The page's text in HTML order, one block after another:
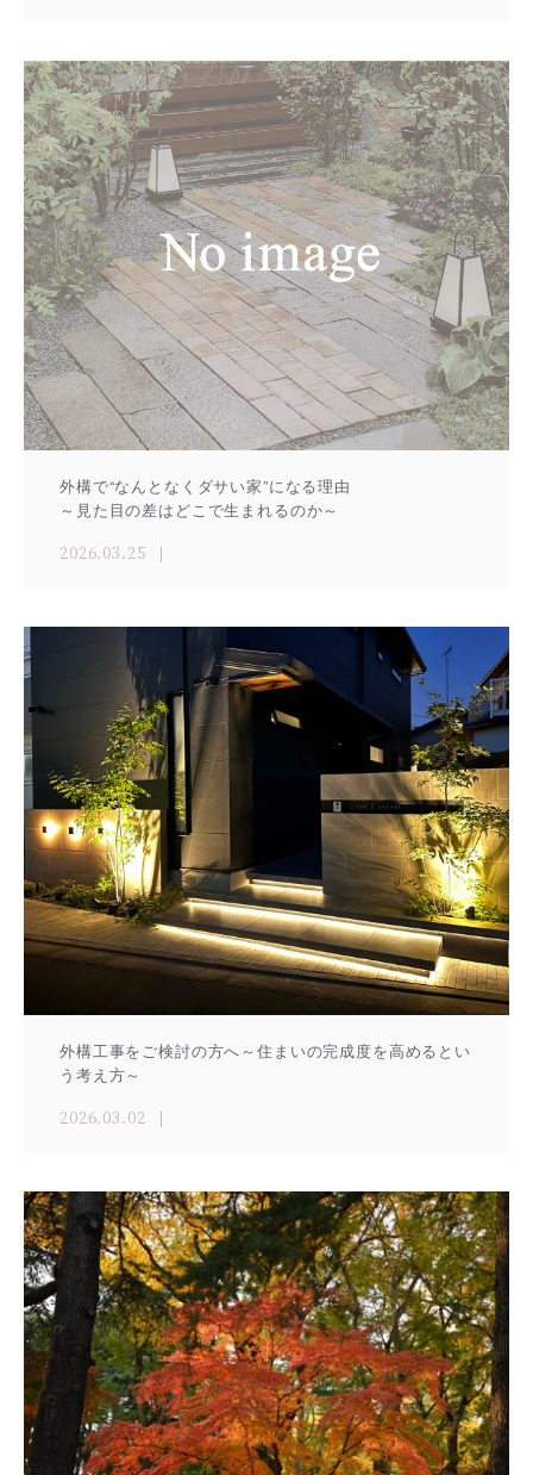
外構で“なんとなくダサい家”になる理由
～見た目の差はどこで生まれるのか～
2026.03.25
外構工事をご検討の方へ～住まいの完成度を高めるとい
う考え方～
2026.03.02